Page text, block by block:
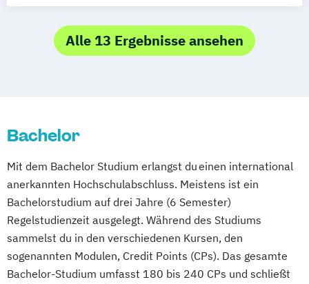
Frankfurt am Main Hamm Zürich Fürth
Kommunikation
Digital Business Management
Kommunikationsdesign
Mediendesign Online Marketing
Sales Management & Strategy
UX-Design
Alle 13 Ergebnisse ansehen
Bachelor
Mit dem Bachelor Studium erlangst du einen international
anerkannten Hochschulabschluss. Meistens ist ein
Bachelorstudium auf drei Jahre (6 Semester)
Regelstudienzeit ausgelegt. Während des Studiums
sammelst du in den verschiedenen Kursen, den
sogenannten Modulen, Credit Points (CPs). Das gesamte
Bachelor-Studium umfasst 180 bis 240 CPs und schließt